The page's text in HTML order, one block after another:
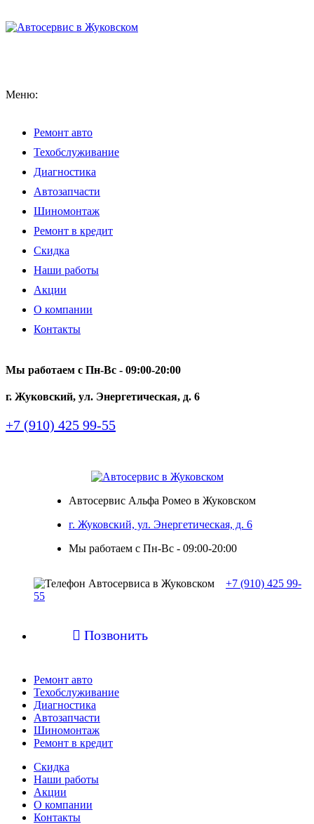
Меню:
Ремонт авто
Техобслуживание
Диагностика
Автозапчасти
Шиномонтаж
Ремонт в кредит
Скидка
Наши работы
Акции
О компании
Контакты
Мы работаем с Пн-Вc - 09:00-20:00
г. Жуковский, ул. Энергетическая, д. 6
+7 (910) 425 99-55
Автосервис Альфа Ромео в Жуковском
г. Жуковский, ул. Энергетическая, д. 6
Мы работаем с Пн-Вc - 09:00-20:00
+7 (910) 425 99-
55
 Позвонить
Ремонт авто
Техобслуживание
Диагностика
Автозапчасти
Шиномонтаж
Ремонт в кредит
Скидка
Наши работы
Акции
О компании
Контакты